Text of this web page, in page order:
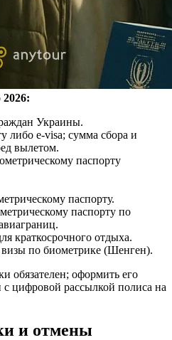
Украины.
либо e‑visa; сумма сбора и
вылетом.
паспорту
паспорту.
паспорту по
краткосрочного отдыха.
по биометрике (Шенген).
обязателен; оформить его
цифровой рассылкой полиса на
и отмены